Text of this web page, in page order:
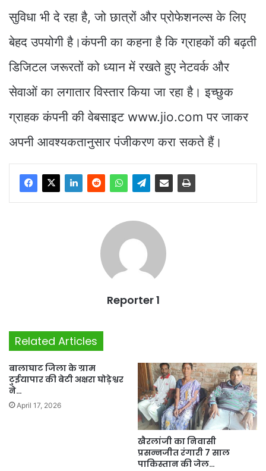
सुविधा भी दे रहा है, जो छात्रों और प्रोफेशनल्स के लिए
बेहद उपयोगी है।कंपनी का कहना है कि ग्राहकों की बढ़ती
डिजिटल जरूरतों को ध्यान में रखते हुए नेटवर्क और
सेवाओं का लगातार विस्तार किया जा रहा है। इच्छुक
ग्राहक कंपनी की वेबसाइट www.jio.com पर जाकर
अपनी आवश्यकतानुसार पंजीकरण करा सकते हैं।
Reporter 1
Related Articles
बालाघाट जिला के ग्राम
टुईयापार की बेटी अक्षरा घोड़ेश्वर
ने…
April 17, 2026
खैरलांजी का निवासी
प्रसन्नजीत रंगारी 7 साल
पाकिस्तान की जेल…